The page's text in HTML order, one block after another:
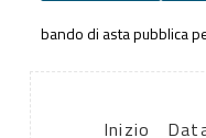
bando di asta pubblica
Inizio